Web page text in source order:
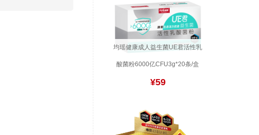
均瑶健康成人益生菌UE君活性乳
酸菌粉6000亿CFU3g*20条/盒
¥59